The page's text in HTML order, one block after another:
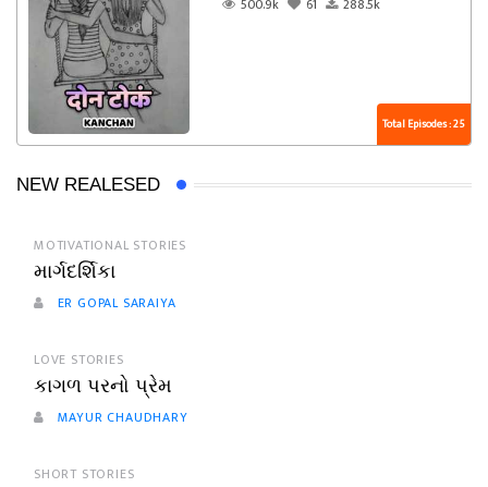
Total Episodes : 25
NEW REALESED
MOTIVATIONAL STORIES
માર્ગદર્શિકા
ER GOPAL SARAIYA
LOVE STORIES
કાગળ પરનો પ્રેમ
MAYUR CHAUDHARY
SHORT STORIES